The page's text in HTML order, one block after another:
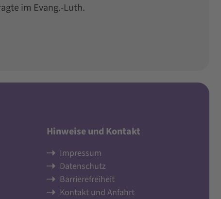
im Evang.-Luth.
Hinweise und Kontakt
Impressum
Datenschutz
Barrierefreiheit
Kontakt und Anfahrt